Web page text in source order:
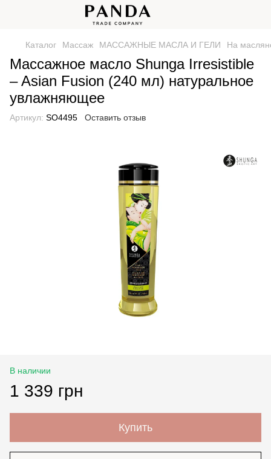
Каталог Массаж МАССАЖНЫЕ МАСЛА И ГЕЛИ На
Массажное масло Shunga Irresistible
– Asian Fusion (240 мл) натуральное
увлажняющее
Артикул: SO4495 Оставить отзыв
В наличии
1 339 грн
Купить